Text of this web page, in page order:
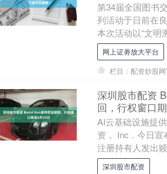
第34届全国图书
列活动于日前在
本次活动以“文明
联动良渚文化艺
馆、良渚博物....
网上证劵放大平台
栏目：配资炒股
深圳股市配资
回，行权窗口
AI云基础设施提
资， Inc．今日
注册持有人发出
司将于纽约时间
深圳股市配资